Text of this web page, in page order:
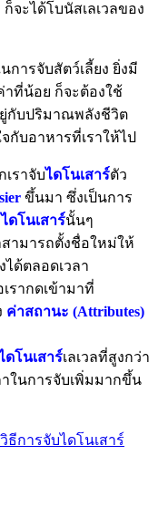
ก็จะได้โบนัสเลเวลของ
นการจับสัตว์เลี้ยง ยิ่งมี
าที่น้อย ก็จะต้องใช้
กับปริมาณพลังชีวิต
กับอาหารที่เราให้ไป
เราจับไดโนเสาร์ตัว
ขึ้นมา ซึ่งเป็นการ
ไดโนเสาร์นั้นๆ
สามารถตั้งชื่อใหม่ให้
ได้ตลอดเวลา
เรากดเข้ามาที่
ค่าสถานะ (Attributes)
ดโนเสาร์เลเวลที่สูงกว่า
ในการจับเพิ่มมากขึ้น
วิธีการจับไดโนเสาร์